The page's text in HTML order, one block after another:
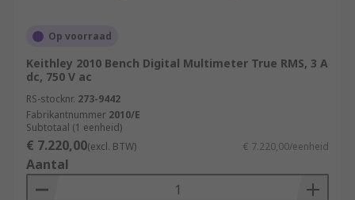
Op voorraad
Keithley 2010 Bench Digital Multimeter True RMS, 3 A
dc, 750 V ac
RS-stocknr. 273-9442
Fabrikantnummer 2010/E
Subtotaal (1 eenheid)
€ 7.220,00(excl. BTW) € 7.220,00/eenheid
Aantal